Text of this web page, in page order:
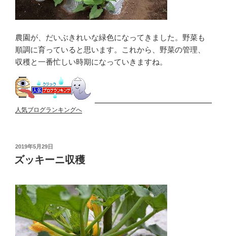
農園が、だいぶきれいな緑色になってきました。野菜も
順調に育っていると思います。これから、野菜の管理、
収穫と一番忙しい時期になっていきますね。
人気ブログランキングへ
投
日:
2019年5月29日
ズッキーニ収穫